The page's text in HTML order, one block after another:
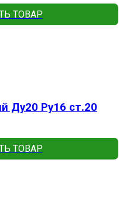
ТОВАР
Ду20 Ру16 ст.20
ТОВАР